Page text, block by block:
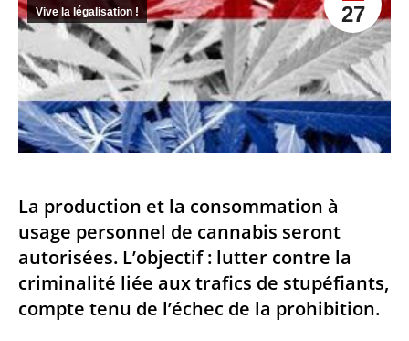
27
Vive la légalisation !
La production et la consommation à
usage personnel de cannabis seront
autorisées. L’objectif : lutter contre la
criminalité liée aux trafics de stupéfiants,
compte tenu de l’échec de la prohibition.